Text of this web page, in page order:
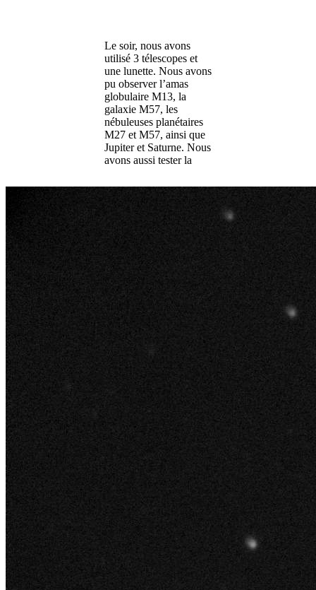
Le soir, nous avons
utilisé 3 télescopes et
une lunette. Nous avons
pu observer l’amas
globulaire M13, la
galaxie M57, les
nébuleuses planétaires
M27 et M57, ainsi que
Jupiter et Saturne. Nous
avons aussi tester la